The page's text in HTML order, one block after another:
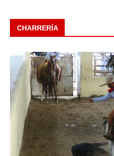
CHARRERÍA